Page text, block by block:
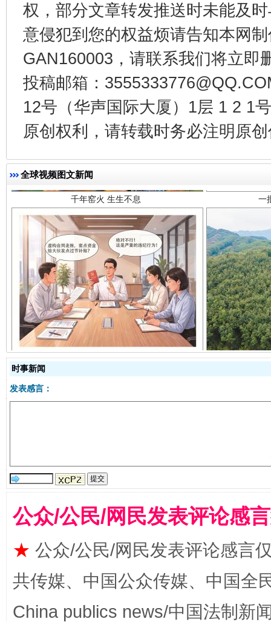
权，部分文章转发推送时未能及
意侵犯到您的权益烦请告知本网
GAN160003，请联系我们将立即
投稿邮箱：
12号（华声国际大厦）1层 1 2 1
原创权利，请转载时务必注明原
全球视频图文新闻
千年窑火 生生不息
揭开“小金库”的免责幌子
时事新闻
发表感言：
公众/公民/网民发表评论感
★ 公众/公民/网民发表评论感言
共传媒、中国公众传媒、中国全
China publics news/中国法制新